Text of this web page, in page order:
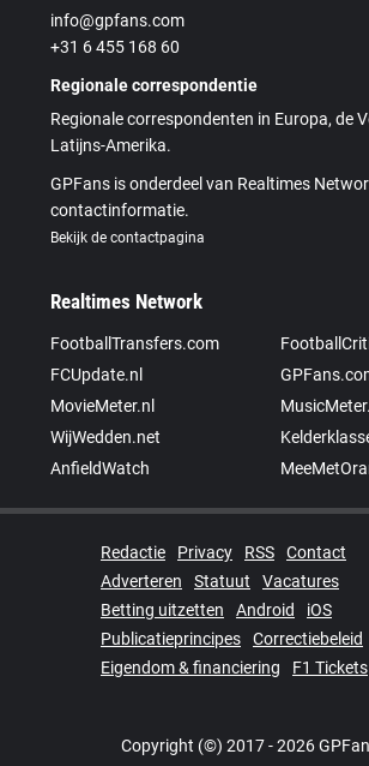
info@gpfans.com
+31 6 455 168 60
Regionale correspondentie
Regionale correspondenten in Europa, de
Latijns-Amerika.
GPFans is onderdeel van Realtimes
contactinformatie.
Bekijk de contactpagina
Realtimes Network
FootballTransfers.com
FCUpdate.nl
MovieMeter.nl
WijWedden.net
AnfieldWatch
Redactie Privacy RSS
Contact
Adverteren
Statuut
Vacatures
Betting uitzetten
Android
iOS
Publicatieprincipes
Correctiebeleid
Eigendom & financiering
F1 Tickets
Copyright (©) 2017 - 2026